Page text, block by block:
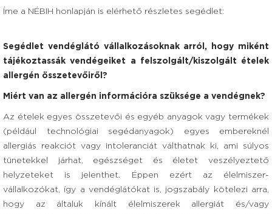
Íme a NÉBIH honlapján is elérhető részletes segédlet:
Segédlet vendéglátó vállalkozásoknak arról, hogy miként
tájékoztassák vendégeiket a felszolgált/kiszolgált ételek
allergén összetevőiről?
Miért van az allergén információra szüksége a vendégnek?
Az ételek egyes összetevői és egyéb anyagok vagy termékek
(például technológiai segédanyagok) egyes embereknél
allergiás reakciót vagy intoleranciát válthatnak ki, ami súlyos
tünetekkel járhat, egészséget és életet veszélyeztető
helyzeteket is jelenthet. Éppen ezért az élelmiszer-
vállalkozókat, így a vendéglátókat is, jogszabály kötelezi arra,
hogy az általuk kínált élelmiszerek allergiát és/vagy